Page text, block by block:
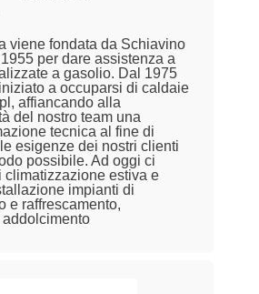
viene fondata da Schiavino
per dare assistenza a
a gasolio. Dal 1975
iniziato a occuparsi di caldaie
affiancando alla
del nostro team una
tecnica al fine di
esigenze dei nostri clienti
possibile. Ad oggi ci
climatizzazione estiva e
impianti di
e raffrescamento,
addolcimento